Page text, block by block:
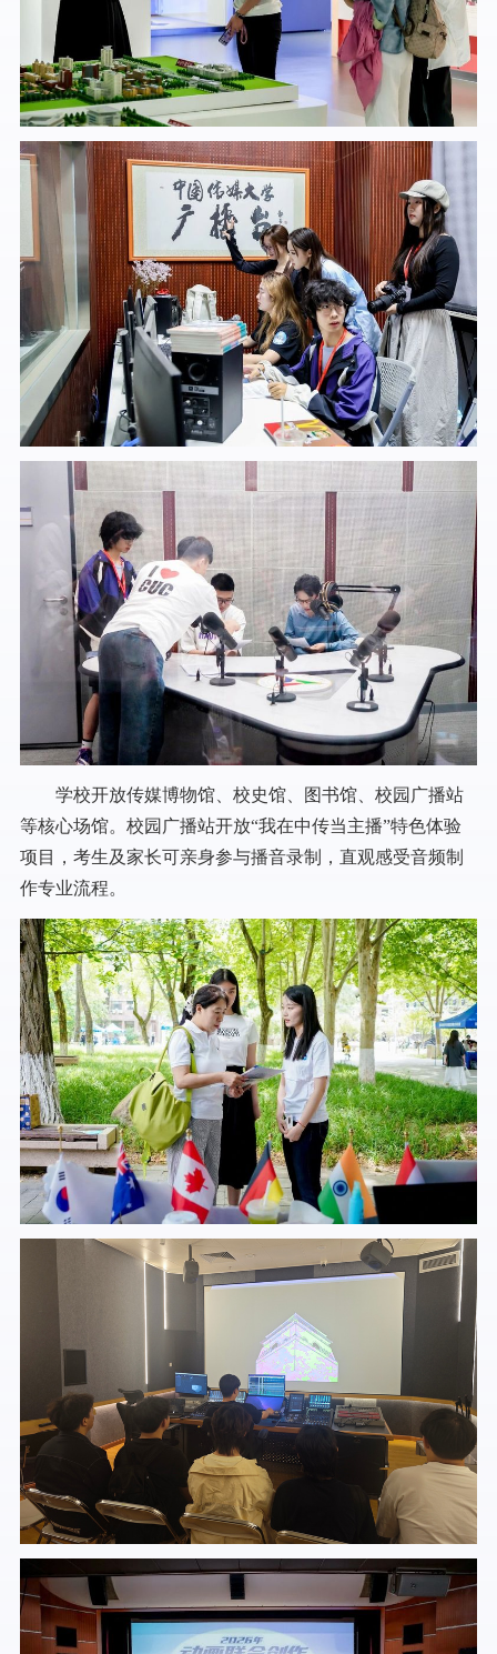
学校开放传媒博物馆、校史馆、图书馆、校园广播站
等核心场馆。校园广播站开放“我在中传当主播”特色体验
项目，考生及家长可亲身参与播音录制，直观感受音频制
作专业流程。